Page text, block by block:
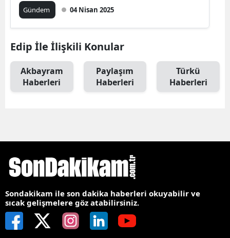
Gündem 04 Nisan 2025
Edip İle İlişkili Konular
Akbayram
Haberleri
Paylaşım
Haberleri
Türkü
Haberleri
Sondakikam ile son dakika haberleri okuyabilir ve
sıcak gelişmelere göz atabilirsiniz.